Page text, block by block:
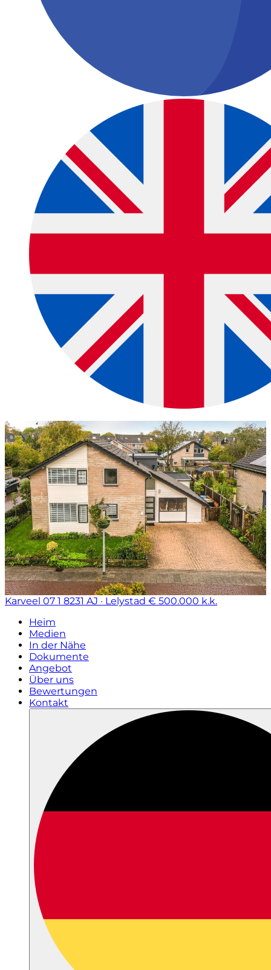
Karveel 07 1 8231 AJ · Lelystad € 500.000 k.k.
Heim
Medien
In der Nähe
Dokumente
Angebot
Über uns
Bewertungen
Kontakt